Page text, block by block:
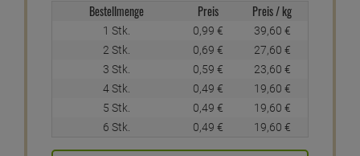
Bestellmenge Preis Preis / kg
1 Stk. 0, 99 € 39, 60 €
2 Stk.
0, 69 € 27, 60 €
3 Stk.
0, 59 € 23, 60 €
4 Stk.
0, 49 € 19, 60 €
5 Stk.
0, 49 € 19, 60 €
6 Stk.
0, 49 € 19, 60 €